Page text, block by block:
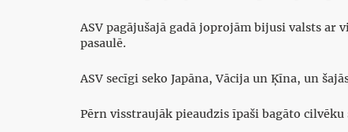
ASV pagājušajā gadā joprojām bijusi valsts
pasaulē.
ASV secīgi seko Japāna, Vācija un Ķīna, un
Pērn visstraujāk pieaudzis īpaši bagāto